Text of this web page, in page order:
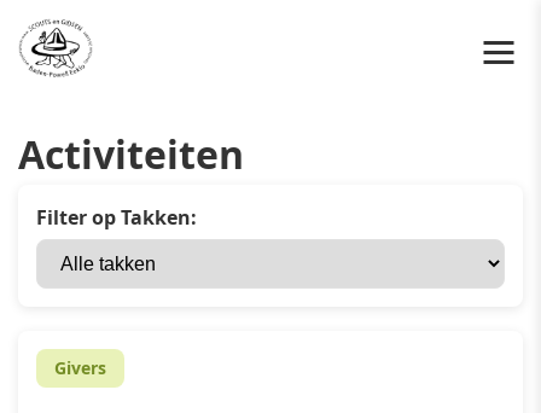
Activiteiten
Filter op Takken:
Givers